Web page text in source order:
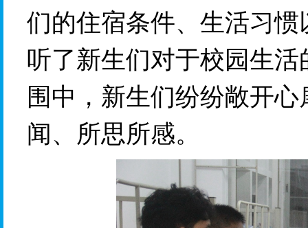
们的住宿条件、生活习
听了新生们对于校园生
围中，新生们纷纷敞开
闻、所思所感。